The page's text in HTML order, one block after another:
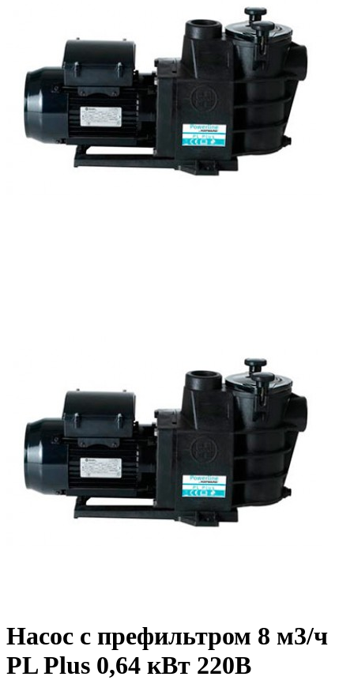
Насос c префильтром 8 м3/ч
PL Plus 0,64 кВт 220В